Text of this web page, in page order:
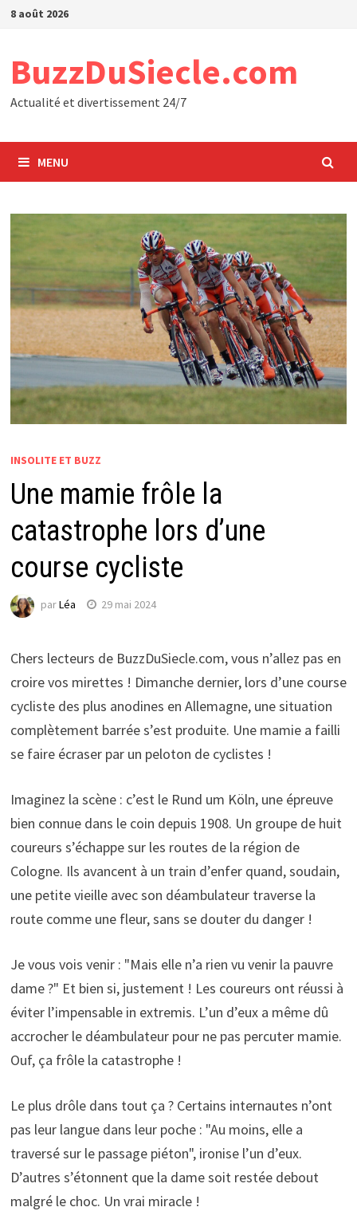
Passer
8 août 2026
BuzzDuSiecle.com
Actualité et divertissement 24/7
MENU
INSOLITE ET BUZZ
Une mamie frôle la
catastrophe lors d’une
course cycliste
parLéa 29 mai 2024
Chers lecteurs de BuzzDuSiecle.com, vous n’allez pas en
croire vos mirettes ! Dimanche dernier, lors d’une course
cycliste des plus anodines en Allemagne, une situation
complètement barrée s’est produite. Une mamie a failli
se faire écraser par un peloton de cyclistes !
Imaginez la scène : c’est le Rund um Köln, une épreuve
bien connue dans le coin depuis 1908. Un groupe de huit
coureurs s’échappe sur les routes de la région de
Cologne. Ils avancent à un train d’enfer quand, soudain,
une petite vieille avec son déambulateur traverse la
route comme une fleur, sans se douter du danger !
Je vous vois venir : "Mais elle n’a rien vu venir la pauvre
dame ?" Et bien si, justement ! Les coureurs ont réussi à
éviter l’impensable in extremis. L’un d’eux a même dû
accrocher le déambulateur pour ne pas percuter mamie.
Ouf, ça frôle la catastrophe !
Le plus drôle dans tout ça ? Certains internautes n’ont
pas leur langue dans leur poche : "Au moins, elle a
traversé sur le passage piéton", ironise l’un d’eux.
D’autres s’étonnent que la dame soit restée debout
malgré le choc. Un vrai miracle !